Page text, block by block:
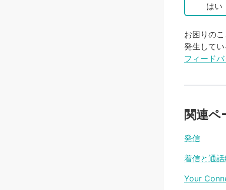
はい
お困りの
発生して
フィード
関連ペ
発信
着信と通
Your